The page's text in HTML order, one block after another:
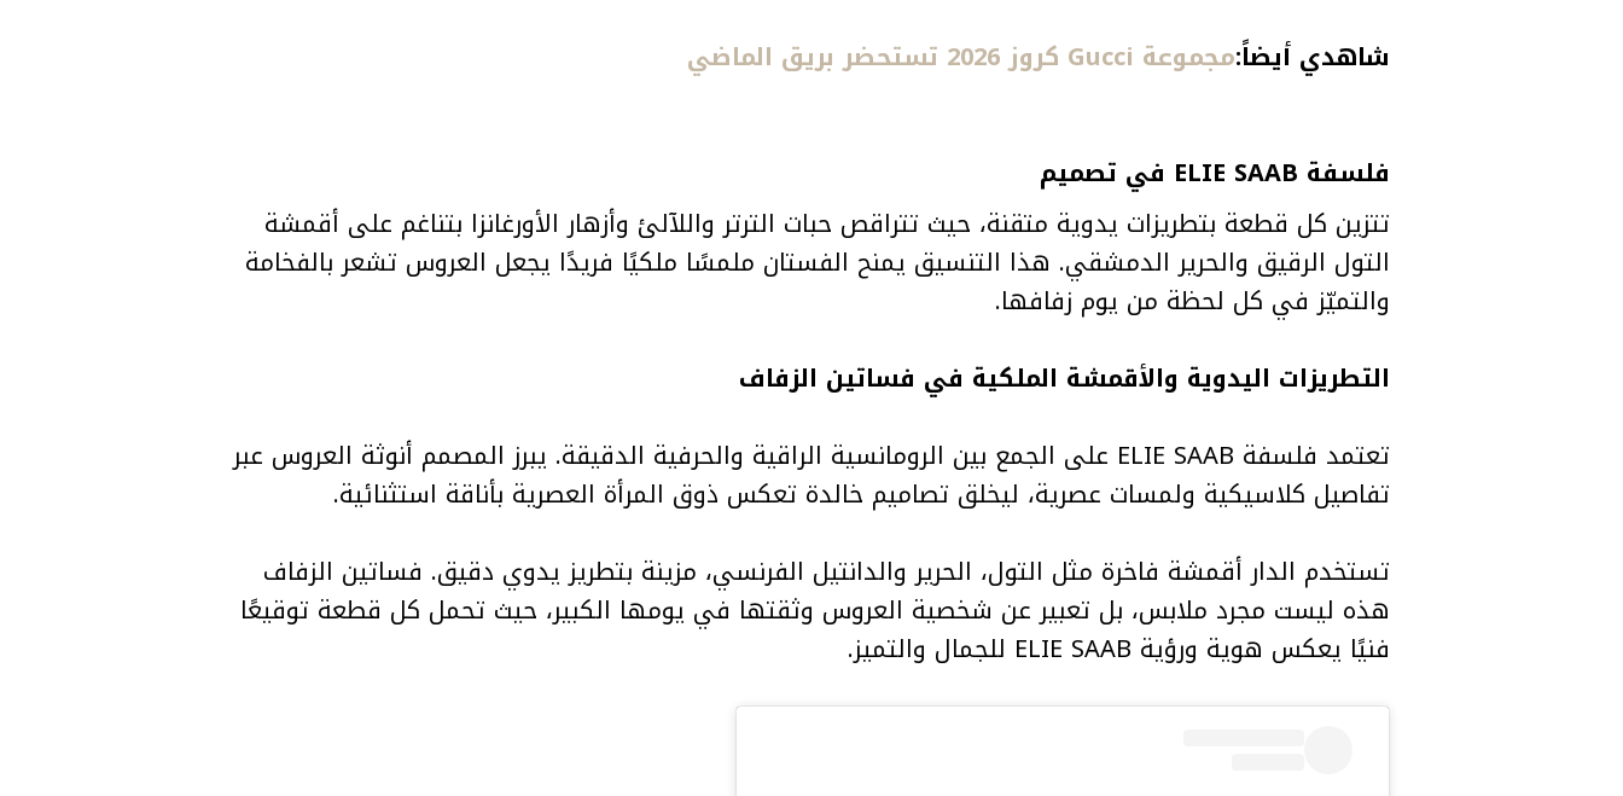
شاهدي أيضاً:مجموعة Gucci كروز 2026 تستحضر بريق الماضي
فلسفة ELIE SAAB في تصميم
تتزين كل قطعة بتطريزات يدوية متقنة، حيث تتراقص حبات الترتر واللآلئ وأزهار الأورغانزا بتناغم على أقمشة
التول الرقيق والحرير الدمشقي. هذا التنسيق يمنح الفستان ملمسًا ملكيًا فريدًا يجعل العروس تشعر بالفخامة
والتميّز في كل لحظة من يوم زفافها.
التطريزات اليدوية والأقمشة الملكية في فساتين الزفاف
تعتمد فلسفة ELIE SAAB على الجمع بين الرومانسية الراقية والحرفية الدقيقة. يبرز المصمم أنوثة العروس عبر
تفاصيل كلاسيكية ولمسات عصرية، ليخلق تصاميم خالدة تعكس ذوق المرأة العصرية بأناقة استثنائية.
تستخدم الدار أقمشة فاخرة مثل التول، الحرير والدانتيل الفرنسي، مزينة بتطريز يدوي دقيق. فساتين الزفاف
هذه ليست مجرد ملابس، بل تعبير عن شخصية العروس وثقتها في يومها الكبير، حيث تحمل كل قطعة توقيعًا
فنيًا يعكس هوية ورؤية ELIE SAAB للجمال والتميز.